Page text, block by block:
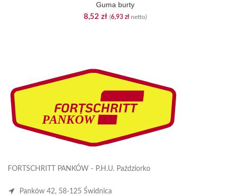
Guma burty
8,52 zł (6,93 złnetto)
FORTSCHRITT PANKÓW - P.H.U. Paździorko
Panków 42, 58-125 Świdnica